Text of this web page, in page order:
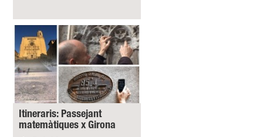
Itineraris: Passejant
matemàtiques x Girona